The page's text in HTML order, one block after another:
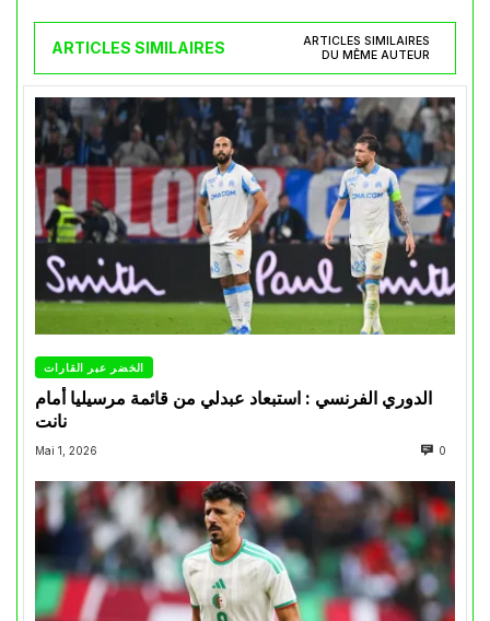
ARTICLES SIMILAIRES
ARTICLES SIMILAIRES
DU MÊME AUTEUR
الخضر عبر القارات
الدوري الفرنسي : استبعاد عبدلي من قائمة مرسيليا أمام
نانت
Mai 1, 2026 0